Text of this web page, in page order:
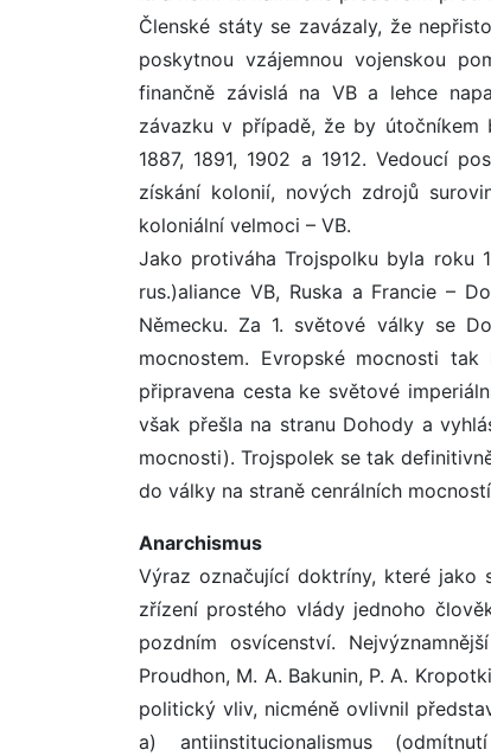
Členské státy se zavázaly, že
poskytnou vzájemnou vojenskou
finančně závislá na VB a lehce
závazku v případě, že by útočníkem
1887, 1891, 1902 a 1912. Vedoucí
získání kolonií, nových zdrojů
koloniální velmoci – VB.
Jako protiváha Trojspolku byla roku
rus.)aliance VB, Ruska a Francie –
Německu. Za 1. světové války se
mocnostem. Evropské mocnosti
připravena cesta ke světové
však přešla na stranu Dohody a
mocnosti). Trojspolek se tak
do války na straně cenrálních
Anarchismus
Výraz označující doktríny, které jako
zřízení prostého vlády jednoho
pozdním osvícenství.
Proudhon, M. A. Bakunin, P. A.
politický vliv, nicméně ovlivnil
a) antiinstitucionalismus